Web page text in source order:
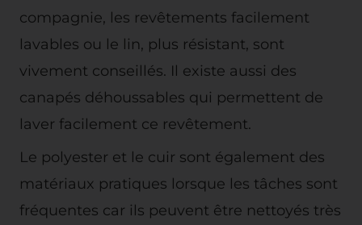
compagnie, les revêtements facilement
lavables ou le lin, plus résistant, sont
vivement conseillés. Il existe aussi des
canapés déhoussables qui permettent de
laver facilement ce revêtement.
Le polyester et le cuir sont également des
matériaux pratiques lorsque les tâches sont
fréquentes car ils peuvent être nettoyés très